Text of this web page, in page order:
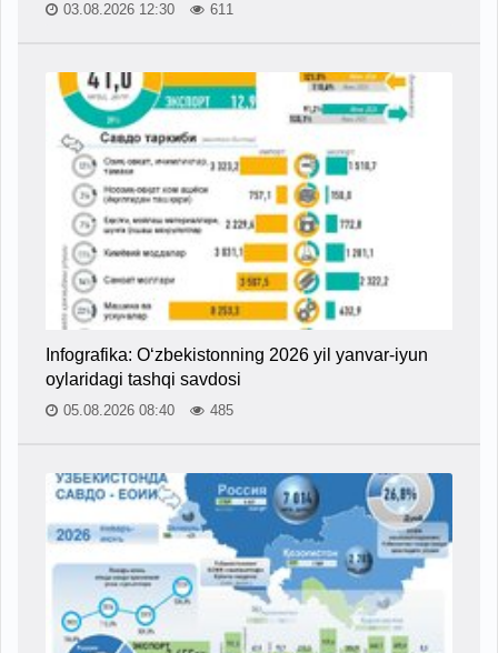
03.08.2026 12:30 611
Infografika: O‘zbekistonning 2026 yil yanvar-iyun
oylaridagi tashqi savdosi
05.08.2026 08:40 485